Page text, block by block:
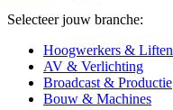
Selecteer jouw branche:
Hoogwerkers & Liften
AV & Verlichting
Broadcast & Productie
Bouw & Machines